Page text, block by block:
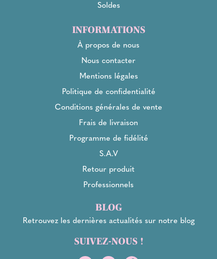
Soldes
INFORMATIONS
À propos de nous
Nous contacter
Mentions légales
Politique de confidentialité
Conditions générales de vente
Frais de livraison
Programme de fidélité
S.A.V
Retour produit
Professionnels
BLOG
Retrouvez les dernières actualités sur notre blog
SUIVEZ-NOUS !